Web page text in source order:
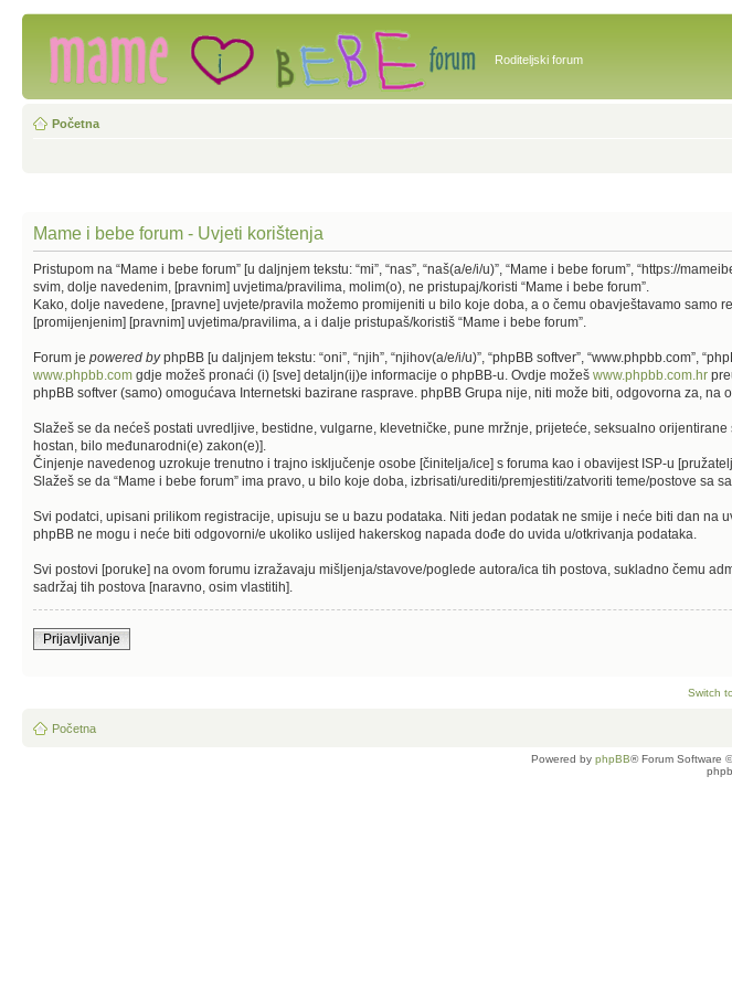
Roditeljski forum
Početna
Mame i bebe forum - Uvjeti korištenja
Pristupom na “Mame i bebe forum” [u daljnjem tekstu: “mi”, “nas”, “naš(a/e/i/u)”, “Mame i bebe forum”, “https://
svim, dolje navedenim, [pravnim] uvjetima/pravilima, molim(o), ne pristupaj/koristi “Mame i bebe forum”.
Kako, dolje navedene, [pravne] uvjete/pravila možemo promijeniti u bilo koje doba, a o čemu obavještavamo
[promijenjenim] [pravnim] uvjetima/pravilima, a i dalje pristupaš/koristiš “Mame i bebe forum”.
Forum je powered byphpBB [u daljnjem tekstu: “oni”, “njih”, “njihov(a/e/i/u)”, “phpBB softver”, “www.phpbb.com”,
www.phpbb.com gdje možeš pronaći (i) [sve] detaljn(ij)e informacije o phpBB-u. Ovdje možeš www.phpbb.com.hr
phpBB softver (samo) omogućava Internetski bazirane rasprave. phpBB Grupa nije, niti može biti, odgovorna za, na
Slažeš se da nećeš postati uvredljive, bestidne, vulgarne, klevetničke, pune mržnje, prijeteće, seksualno
hostan, bilo međunarodni(e) zakon(e)].
Činjenje navedenog uzrokuje trenutno i trajno isključenje osobe [činitelja/ice] s foruma kao i obavijest ISP-u
Slažeš se da “Mame i bebe forum” ima pravo, u bilo koje doba, izbrisati/urediti/premjestiti/zatvoriti teme/postove sa
Svi podatci, upisani prilikom registracije, upisuju se u bazu podataka. Niti jedan podatak ne smije i neće biti dan na
phpBB ne mogu i neće biti odgovorni/e ukoliko uslijed hakerskog napada dođe do uvida u/otkrivanja podataka.
Svi postovi [poruke] na ovom forumu izražavaju mišljenja/stavove/poglede autora/ica tih postova, sukladno čemu
sadržaj tih postova [naravno, osim vlastitih].
Prijavljivanje
Switch
Početna
Powered by phpBB® Forum Software